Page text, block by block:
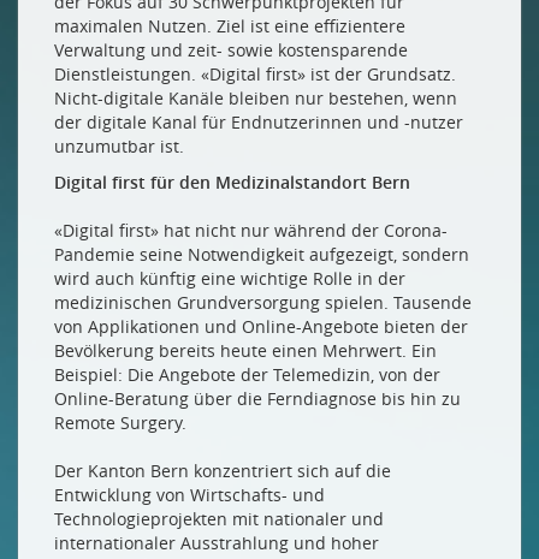
maximalen Nutzen. Ziel ist eine effizientere
Verwaltung und zeit- sowie kostensparende
Dienstleistungen. «Digital first» ist der Grundsatz.
Nicht-digitale Kanäle bleiben nur bestehen, wenn
der digitale Kanal für Endnutzerinnen und -nutzer
unzumutbar ist.
Digital first für den Medizinalstandort Bern
«Digital first» hat nicht nur während der Corona-
Pandemie seine Notwendigkeit aufgezeigt, sondern
wird auch künftig eine wichtige Rolle in der
medizinischen Grundversorgung spielen. Tausende
von Applikationen und Online-Angebote bieten der
Bevölkerung bereits heute einen Mehrwert. Ein
Beispiel: Die Angebote der Telemedizin, von der
Online-Beratung über die Ferndiagnose bis hin zu
Remote Surgery.
Der Kanton Bern konzentriert sich auf die
Entwicklung von Wirtschafts- und
Technologieprojekten mit nationaler und
internationaler Ausstrahlung und hoher